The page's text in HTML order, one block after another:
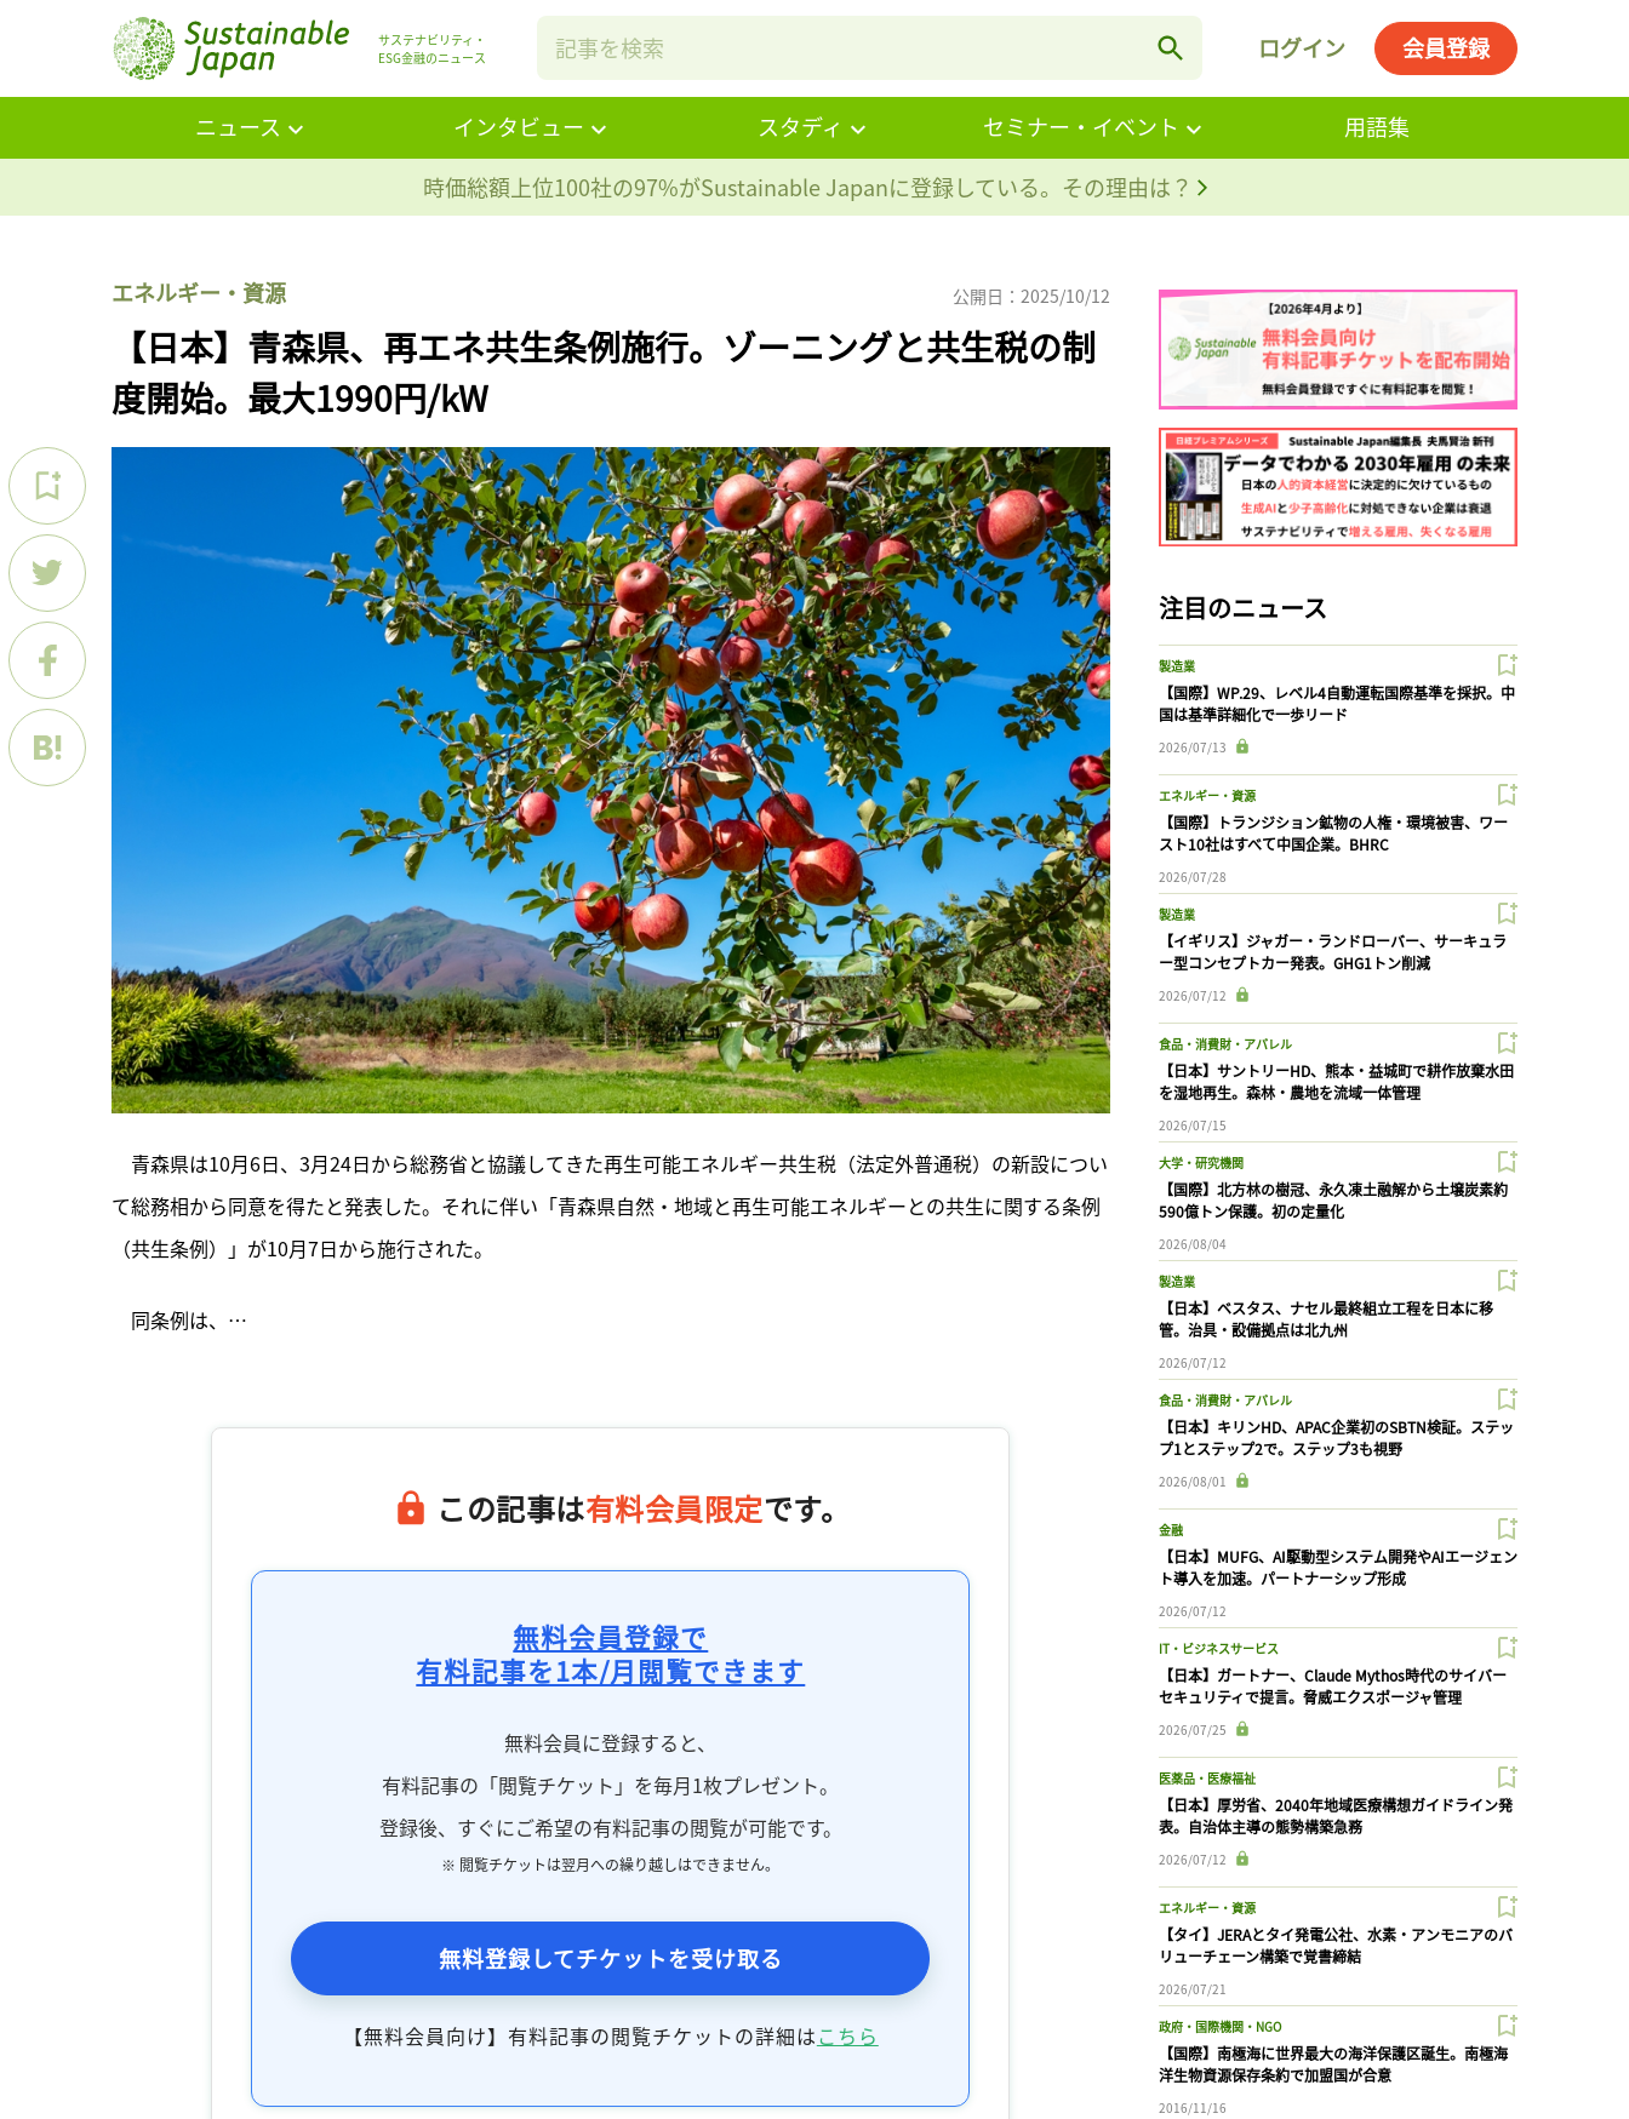
サステナビリティ・
ESG金融のニュース
ログイン 会員登録
ニュース インタビュー スタディ セミナー・イベント
用語集
時価総額上位100社の97%がSustainable Japanに登録している。その理由は？
エネルギー・資源 公開日：2025/10/12
【日本】青森県、再エネ共生条例施行。ゾーニングと共生税の制
度開始。最大1990円/kW
青森県は10月6日、3月24日から総務省と協議してきた再生可能エネルギー共生税（法定外普通税）の新設につい
て総務相から同意を得たと発表した。それに伴い「青森県自然・地域と再生可能エネルギーとの共生に関する条例
（共生条例）」が10月7日から施行された。
同条例は、…
この記事は有料会員限定です。
無料会員登録で
有料記事を1本/月閲覧できます
無料会員に登録すると、
有料記事の「閲覧チケット」を毎月1枚プレゼント。
登録後、すぐにご希望の有料記事の閲覧が可能です。
※ 閲覧チケットは翌月への繰り越しはできません。
無料登録してチケットを受け取る
【無料会員向け】有料記事の閲覧チケットの詳細はこちら
注目のニュース
製造業
【国際】WP.29、レベル4自動運転国際基準を採択。中
国は基準詳細化で一歩リード
2026/07/13
エネルギー・資源
【国際】トランジション鉱物の人権・環境被害、ワー
スト10社はすべて中国企業。BHRC
2026/07/28
製造業
【イギリス】ジャガー・ランドローバー、サーキュラ
ー型コンセプトカー発表。GHG1トン削減
2026/07/12
食品・消費財・アパレル
【日本】サントリーHD、熊本・益城町で耕作放棄水田
を湿地再生。森林・農地を流域一体管理
2026/07/15
大学・研究機関
【国際】北方林の樹冠、永久凍土融解から土壌炭素約
590億トン保護。初の定量化
2026/08/04
製造業
【日本】ベスタス、ナセル最終組立工程を日本に移
管。治具・設備拠点は北九州
2026/07/12
食品・消費財・アパレル
【日本】キリンHD、APAC企業初のSBTN検証。ステッ
プ1とステップ2で。ステップ3も視野
2026/08/01
金融
【日本】MUFG、AI駆動型システム開発やAIエージェン
ト導入を加速。パートナーシップ形成
2026/07/12
IT・ビジネスサービス
【日本】ガートナー、Claude Mythos時代のサイバー
セキュリティで提言。脅威エクスポージャ管理
2026/07/25
医薬品・医療福祉
【日本】厚労省、2040年地域医療構想ガイドライン発
表。自治体主導の態勢構築急務
2026/07/12
エネルギー・資源
【タイ】JERAとタイ発電公社、水素・アンモニアのバ
リューチェーン構築で覚書締結
2026/07/21
政府・国際機関・NGO
【国際】南極海に世界最大の海洋保護区誕生。南極海
洋生物資源保存条約で加盟国が合意
2016/11/16